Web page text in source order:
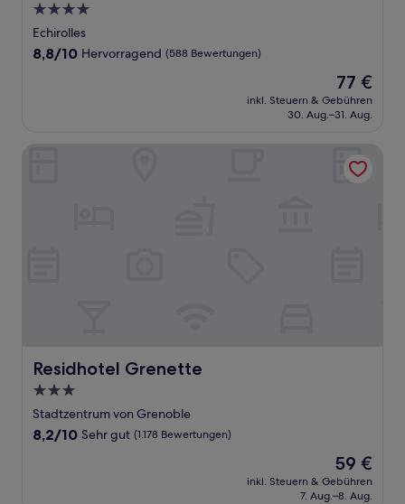
4.0-
Sterne-
Unterkunft
Echirolles
8.8
8,8/10 Hervorragend (588 Bewertungen)
Der
Preis
beträgt
77 €
inkl. Steuern & Gebühren
30. Aug.–31. Aug.
Residhotel Grenette
Residhotel Grenette
3.0-
Sterne-
Unterkunft
Stadtzentrum von Grenoble
8.2
8,2/10 Sehr gut (1.178 Bewertungen)
Der
Preis
beträgt
59 €
inkl. Steuern & Gebühren
7. Aug.–8. Aug.